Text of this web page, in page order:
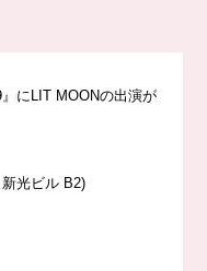
にLIT MOONの出演が
光ビル B2)